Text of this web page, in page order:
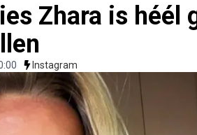
Zhara is héél
Instagram